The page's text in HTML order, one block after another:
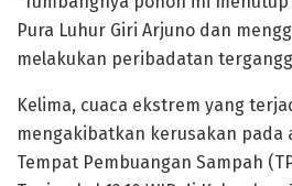
Pura Luhur Giri Arjuno dan
melakukan peribadatan
Kelima, cuaca ekstrem yang
mengakibatkan kerusakan pada
Tempat Pembuangan Sampah